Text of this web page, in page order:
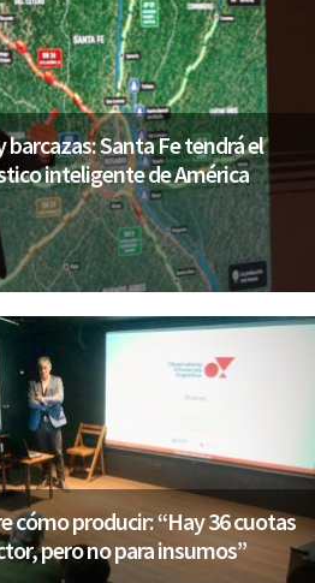
barcazas: Santa Fe tendrá el
inteligente de América
cómo producir: “Hay 36 cuotas
pero no para insumos”